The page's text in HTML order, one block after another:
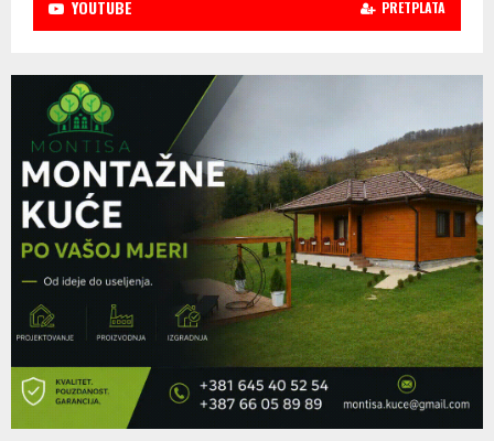
YOUTUBE PRETPLATA